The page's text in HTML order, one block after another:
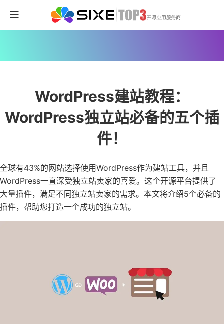
WordPress建站教程：
WordPress独立站必备的五个插
件！
全球有43%的网站选择使用WordPress作为建站工具，并且
WordPress一直深受独立站卖家的喜爱。这个开源平台提供了
大量插件，满足不同独立站卖家的需求。本文将介绍5个必备的
插件，帮助您打造一个成功的独立站。